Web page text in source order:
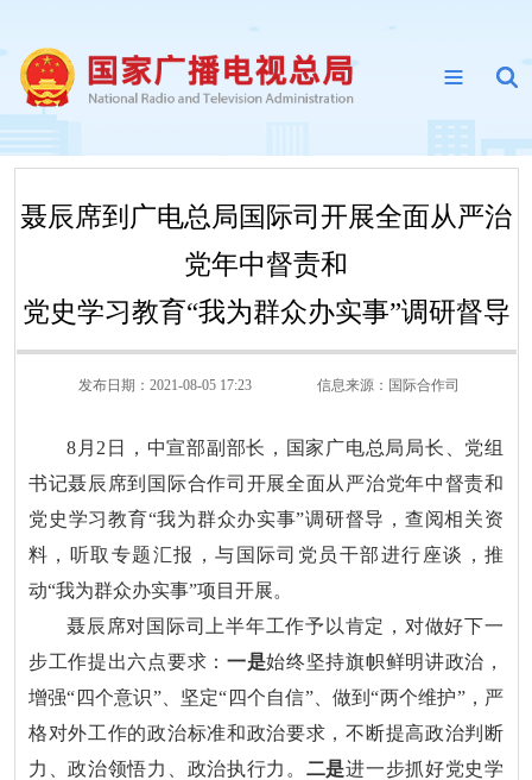
聂辰席到广电总局国际司开展全面从严治
党年中督责和
党史学习教育“我为群众办实事”调研督导
发布日期：2021-08-05 17:23 信息来源： 国际合作司
8月2日，中宣部副部长，国家广电总局局长、党组
书记聂辰席到国际合作司开展全面从严治党年中督责和
党史学习教育“我为群众办实事”调研督导，查阅相关资
料，听取专题汇报，与国际司党员干部进行座谈，推
动“我为群众办实事”项目开展。
聂辰席对国际司上半年工作予以肯定，对做好下一
步工作提出六点要求： 一是始终坚持旗帜鲜明讲政治，
增强“四个意识”、坚定“四个自信”、做到“两个维护”，严
格对外工作的政治标准和政治要求，不断提高政治判断
力、政治领悟力、政治执行力。 二是进一步抓好党史学